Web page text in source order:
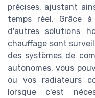
précises, ajustant
temps réel. Grâce
d'autres solutions
chauffage sont
des systèmes de
autonomes, vous
ou vos radiateurs
lorsque c'est